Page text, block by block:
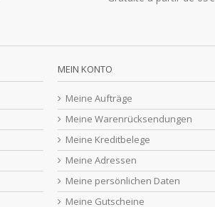
MEIN KONTO
Meine Aufträge
Meine Warenrücksendungen
Meine Kreditbelege
Meine Adressen
Meine persönlichen Daten
Meine Gutscheine